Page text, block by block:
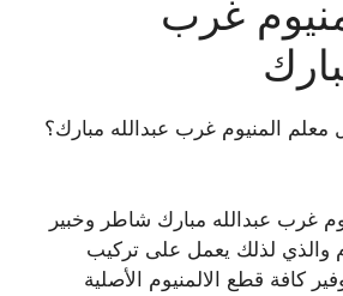
غرب
المنيوم غرب عبدالله مبارك؟
غرب عبدالله مبارك شاطر وخبير
والذي لذلك يعمل على تركيب
كافة قطع الالمنيوم الأصلية